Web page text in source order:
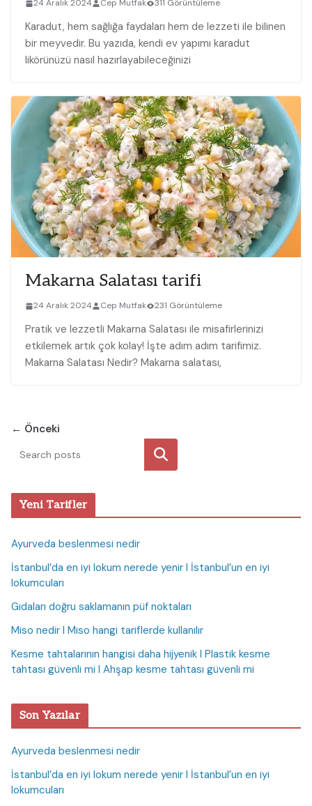
24 Aralık 2024 Cep Mutfak 311 Görüntüleme
Karadut, hem sağlığa​ faydaları hem de lezzeti ile ‌bilinen
bir meyvedir. Bu ⁣yazıda, kendi ev yapımı karadut
‍likörünüzü nasıl hazırlayabileceğinizi
Makarna Salatası tarifi
24 Aralık 2024 Cep Mutfak 231 Görüntüleme
Pratik ⁤ve lezzetli Makarna Salatası ile misafirlerinizi
etkilemek artık çok kolay! İşte adım adım tarifimiz.
Makarna Salatası Nedir? Makarna salatası,
← Önceki
Ara
Yeni Tarifler
Ayurveda beslenmesi nedir
İstanbul’da en iyi lokum nerede yenir I İstanbul’un en iyi
lokumcuları
Gıdaları doğru saklamanın püf noktaları
Miso nedir I Miso hangi tariflerde kullanılır
Kesme tahtalarının hangisi daha hijyenik I Plastik kesme
tahtası güvenli mi I Ahşap kesme tahtası güvenli mi
Son Yazılar
Ayurveda beslenmesi nedir
İstanbul’da en iyi lokum nerede yenir I İstanbul’un en iyi
lokumcuları